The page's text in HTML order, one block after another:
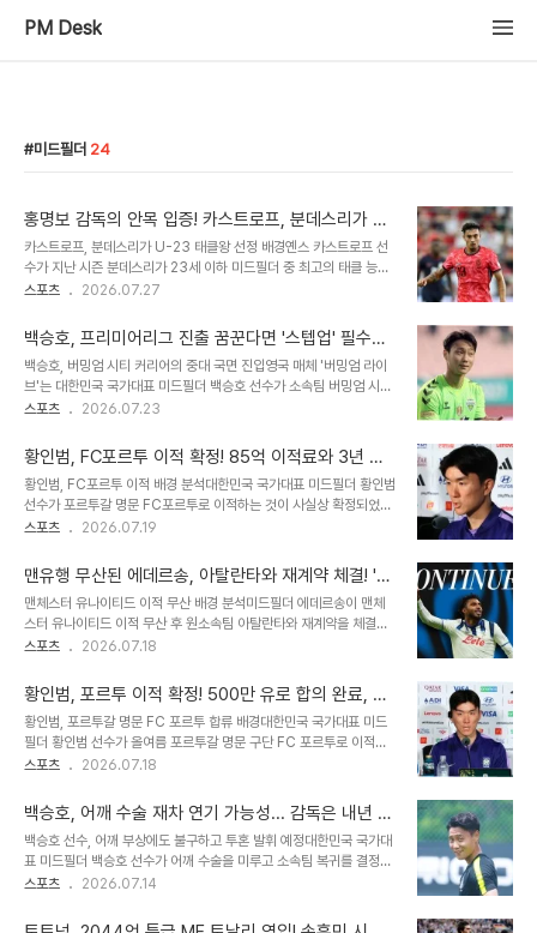
PM Desk
미드필더 24
홍명보 감독의 안목 입증! 카스트로프, 분데스리가 U-
23 태클왕 등극
카스트로프, 분데스리가 U-23 태클왕 선정 배경옌스 카스트로프 선
수가 지난 시즌 분데스리가 23세 이하 미드필더 중 최고의 태클 능력
을 갖춘 선수로 선정되었습니다. 이는 그의 뛰어난 수비 경쟁력을 입증
짐하고 있습니다. 월드컵 경험과 새 시즌 목표카스트로프 선수는 북중
미 월드컵에서의 경험을 소중히 여기지만, 결과에 대한 아쉬움을 표현
했습니다. 특히 제한된 출전 시간과 숙소 환경에 대한 불만을 드러내며
다음 시즌에는 결장 횟수를 줄이고 싶다는 의지를 밝혔습니다. 그는 여
러 포지션을 소화하며 많은 경기에 출전할 수 있다면 기꺼이 받아들이
프 선수의 강점인 '마초 수비'..
스포츠 2026.07.27
백승호, 프리미어리그 진출 꿈꾼다면 '스텝업' 필수…
英 매체, 2024/25시즌 핵심 과제 제시
백승호, 버밍엄 시티 커리어의 중대 국면 진입영국 매체 '버밍엄 라이
브'는 대한민국 국가대표 미드필더 백승호 선수가 소속팀 버밍엄 시티
에서의 커리어에 있어 가장 중요한 시기를 맞이했다고 보도했습니다.
리그 우승 및 2부 리그 승격에 크게 기여하며 잉글랜드 프로축구선수
협회(PFA) 올해의 팀에 선정되는 영예를 안았습니다. 이러한 활약을
바탕으로 월드컵 무대에도 성공적으로 발을 디뎠습니다. 원정 경기력
기복, '스텝업' 위한 해결 과제백승호 선수는 팀의 핵심 미드필더로서
굳건한 입지를 다졌으나, 원정 경기에서의 다소 기복 있는 경기력은
활약을 펼치며 팀의 승리에 결..
스포츠 2026.07.23
황인범, FC포르투 이적 확정! 85억 이적료와 3년 계
약으로 '별들의 무대' 재도전
황인범, FC포르투 이적 배경 분석대한민국 국가대표 미드필더 황인범
선수가 포르투갈 명문 FC포르투로 이적하는 것이 사실상 확정되었습
니다. 포르투갈 매체에 따르면 이적료는 약 85억 원이며, 3년 계약에
럽 빅리그에서 활약할 기회를 얻게 되었음을 의미합니다. FC포르투
이적, 황인범의 새로운 도전황인범 선수는 월드컵 이후 새로운 도전을
모색해 왔습니다. 비록 소속팀 내 입지가 좁아졌지만, FC포르투는 황
인범 선수에게 새로운 경쟁의 장을 제공할 것입니다. 공격수 석현준 선
수에 이어 FC포르투에서 뛰는 두 번째 한국 선수가 되는 영광을 안게
한 선수들이 포진해 있..
스포츠 2026.07.19
맨유행 무산된 에데르송, 아탈란타와 재계약 체결! '관
계 공고화' 선언
맨체스터 유나이티드 이적 무산 배경 분석미드필더 에데르송이 맨체
스터 유나이티드 이적 무산 후 원소속팀 아탈란타와 재계약을 체결했
습니다. 아탈란타는 구단 홈페이지를 통해 에데르송과의 관계가 더욱
어 맨유와의 계약이 취소되었습니다. 아탈란타의 에데르송 재계약 결
정 이유맨유 이적 취소 직후 아탈란타는 에데르송과의 계약 연장을 신
속하게 결정했습니다. 아탈란타는 에데르송이 팀의 리더로서 뛰어난
기술력과 경쟁심으로 팬들의 사랑을 받는 선수임을 강조했습니다. 그
는 아탈란타에서 통산 180경기를 소화하며 팀의 핵심 선수로 활약했
성한 활동량을 가진 박스 투 박스 미드필더입니다. 그는..
스포츠 2026.07.18
황인범, 포르투 이적 확정! 500만 유로 합의 완료, 韓
축구 새 역사 씁니다
황인범, 포르투갈 명문 FC 포르투 합류 배경대한민국 국가대표 미드
필더 황인범 선수가 올여름 포르투갈 명문 구단 FC 포르투로 이적하
는 것이 확정되었습니다. 황인범 선수는 오는 19일 포르투에 도착하여
함된 계약서에 서명할 것으로 알려졌습니다. 황인범의 유럽 커리어 여
정과 포르투의 기대황인범 선수는 벤쿠버화이트캡스를 시작으로 루빈
카잔, 세르비아 팀, 페예노르트 등 유럽 무대에서 꾸준히 활약해 왔습
니다. 페예노르트에서는 주전급 선수로 존재감을 입증했으며, 이번 포
르투 이적으로 다시 한번 유럽 무대에서의 활약을 이어갈 전망입니다.
적료 합의 및 향후 전망구단 간의..
스포츠 2026.07.18
백승호, 어깨 수술 재차 연기 가능성... 감독은 내년 여
름을 최적 시기로 전망
백승호 선수, 어깨 부상에도 불구하고 투혼 발휘 예정대한민국 국가대
표 미드필더 백승호 선수가 어깨 수술을 미루고 소속팀 복귀를 결정했
습니다. 크리스 데이비스 버밍엄 시티 감독은 백승호 선수가 다음 주
해 구체적으로 논의하지 않았으며, 이번 여름 중 적절한 시기를 찾겠다
스포츠 2026.07.14